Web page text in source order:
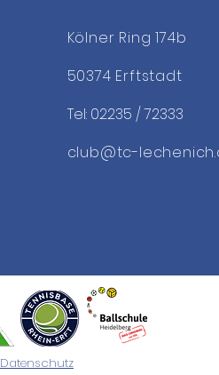
Kölner Ring 174b
50374 Erftstadt
Tel: 02235 / 72333
club@tc-
Datenschutz